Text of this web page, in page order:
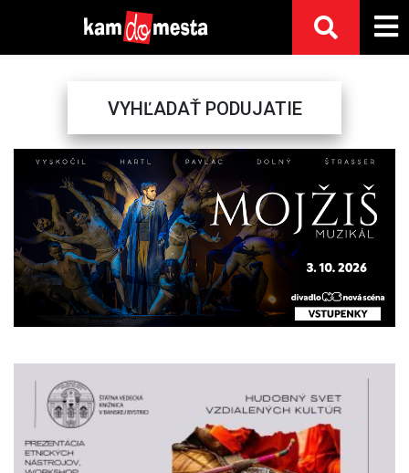
VYHĽADAŤ PODUJATIE
Previous